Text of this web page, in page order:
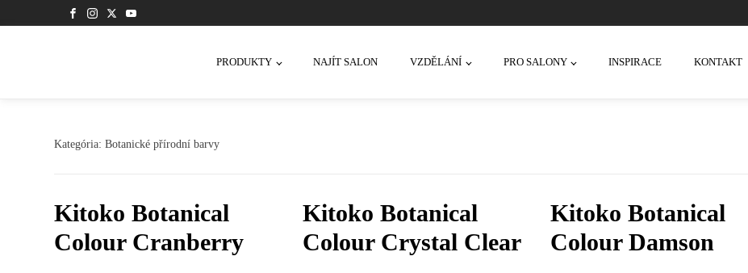
PRODUKTY NAJÍT SALON VZDĚLÁNÍ PRO SALONY INSPIRACE KONTAKT
Kategória: Botanické přírodní barvy
Kitoko Botanical
Colour Cranberry
Kitoko Botanical
Colour Crystal Clear
Kitoko Botanical
Colour Damson